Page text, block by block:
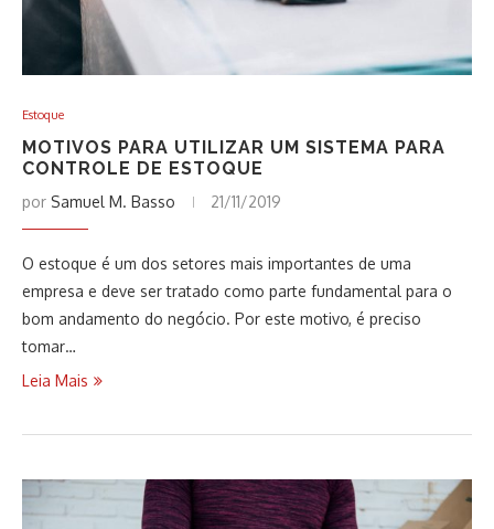
Estoque
MOTIVOS PARA UTILIZAR UM SISTEMA PARA
CONTROLE DE ESTOQUE
por Samuel M. Basso 21/11/2019
O estoque é um dos setores mais importantes de uma
empresa e deve ser tratado como parte fundamental para o
bom andamento do negócio. Por este motivo, é preciso
tomar…
Leia Mais